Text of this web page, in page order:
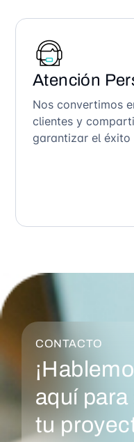
Atención
Nos convertimos
clientes y
garantizar el éxito
CONTACTO
aquí
tu